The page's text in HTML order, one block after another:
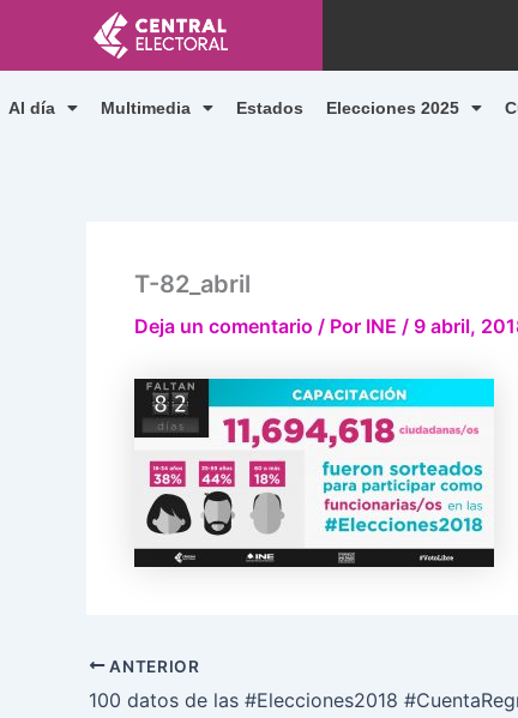
contenido
Al día Multimedia Estados Elecciones 2025
T-82_abril
Deja un comentario / Por INE / 9 abril,
ANTERIOR
100 datos de las #Elecciones2018